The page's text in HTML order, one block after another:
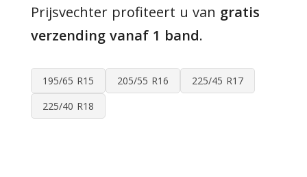
Prijsvechter profiteert u van gratis
verzending vanaf 1 band.
195/65 R15 205/55 R16
225/45 R17
225/40 R18